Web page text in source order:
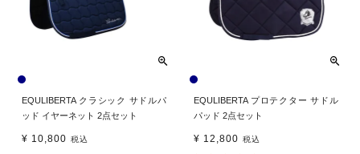
EQULIBERTA クラシック サドルパ
ッド イヤーネット 2点セット
¥ 10,800 税込
EQULIBERTA プロテクター サドル
パッド 2点セット
¥ 12,800 税込